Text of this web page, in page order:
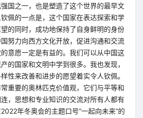
国之一，也是塑造了这个世界的最早文
佩的一点是，这个国家在表达探索和学
的同时，成功地保持了自身鲜明的身份
努力向西方文化开放，促进沟通和交流
意愿一定是有益的。我们可以从中国这
的国家和文明中学到很多。我也发现，
性来改善和进步的愿望着实令人钦佩。
重要的奥林匹克价值观，它们与平等和
，思想和专业知识的交流对所有人都有
年冬奥会的主题口号“一起向未来”的